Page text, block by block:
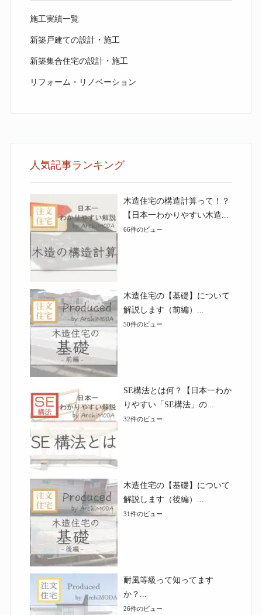
施工実績一覧
新築戸建ての設計・施工
新築集合住宅の設計・施工
リフォーム・リノベーション
人気記事ランキング
木造住宅の構造計算って！？
【日本一わかりやすい木造...
66件のビュー
木造住宅の【基礎】について
解説します（前編）...
50件のビュー
SE構法とは何？【日本一わか
りやすい「SE構法」の...
32件のビュー
木造住宅の【基礎】について
解説します（後編）...
31件のビュー
耐風等級って知ってます
か？...
26件のビュー